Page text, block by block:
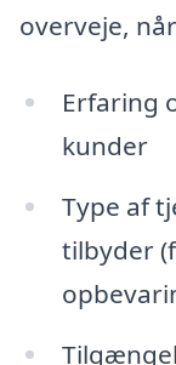
overveje,
Erfaring
kunder
Type af
tilbyder